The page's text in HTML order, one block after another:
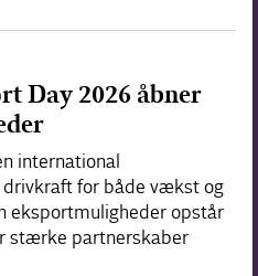
Day 2026 åbner
international
for både vækst og
eksportmuligheder opstår
stærke partnerskaber